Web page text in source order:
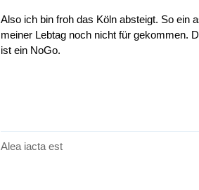
Also ich bin froh das Köln absteigt. So ein
meiner Lebtag noch nicht für gekommen.
ist ein NoGo.
Alea iacta est